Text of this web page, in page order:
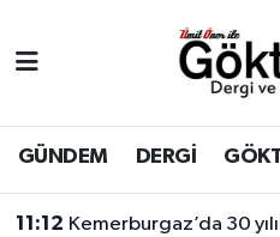
GÜNDEM DERGİ
11:12 Kemerburgaz’da 30 yılık
BİLİM
DERGİ
Eyüpsultan Hava
Eyüpsultan Trafik
Süper Lig Puan